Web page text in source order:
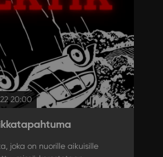
20:00
joka on nuorille aikuisille